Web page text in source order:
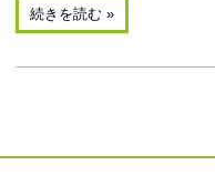
続きを読む »